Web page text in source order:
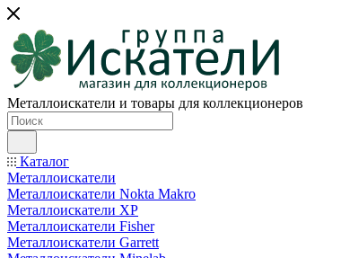
Металлоискатели и товары для коллекционеров
Каталог
Металлоискатели
Металлоискатели Nokta Makro
Металлоискатели XP
Металлоискатели Fisher
Металлоискатели Garrett